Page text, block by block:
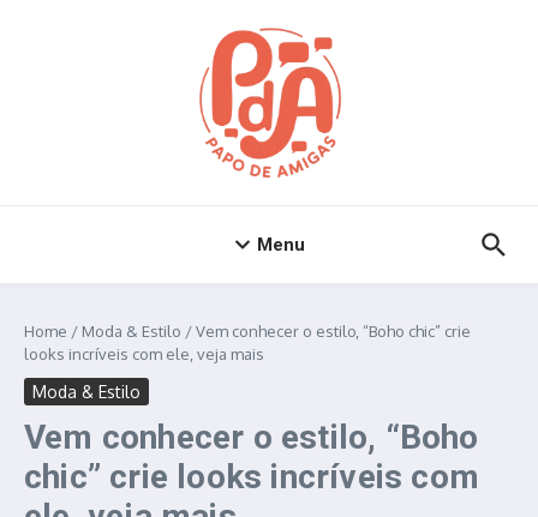
Menu
Home / Moda & Estilo /Vem conhecer o estilo, “Boho chic” crie
looks incríveis com ele, veja mais
Moda & Estilo
Vem conhecer o estilo, “Boho
chic” crie looks incríveis com